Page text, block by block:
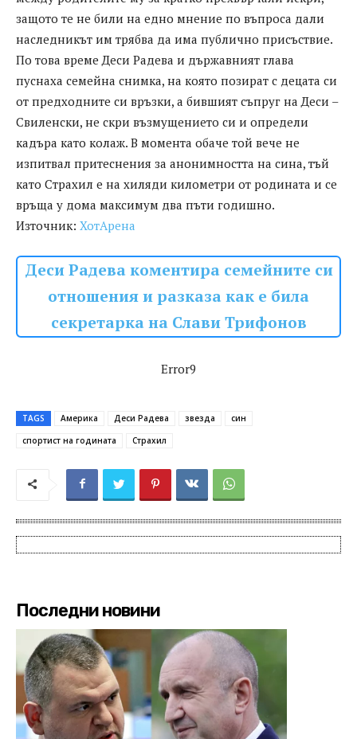
защото те не били на едно мнение по въпроса дали
наследникът им трябва да има публично присъствие.
По това време Деси Радева и държавният глава
пуснаха семейна снимка, на която позират с децата си
от предходните си връзки, а бившият съпруг на Деси –
Свиленски, не скри възмущението си и определи
кадъра като колаж. В момента обаче той вече не
изпитвал притеснения за анонимността на сина, тъй
като Страхил е на хиляди километри от родината и се
връща у дома максимум два пъти годишно.
Източник: ХотАрена
Деси Радева коментира семейните си
отношения и разказа как е била
секретарка на Слави Трифонов
Error9
TAGS Америка Деси Радева звезда
син
спортист на годината
Страхил
Последни новини